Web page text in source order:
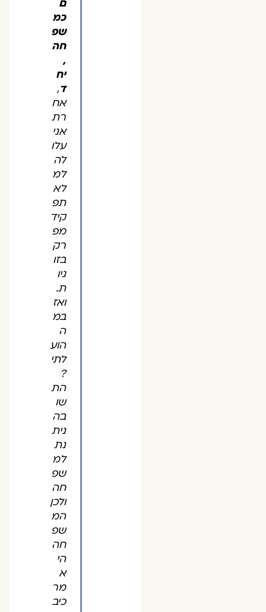
ם
כמ
שפ
חה
יח
ד,
אח
רת
אני
עלו
לה
למ
לא
תפ
קיד
מפ
רק
בזו
גיו
ת.
ואז
במ
ה
הוע
לתי
?
הת
שו
בה
נית
נת
למ
שפ
חה
ולכן
המ
שפ
חה
הי
א
מר
כיב